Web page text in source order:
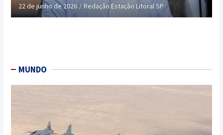
22 de junho de 2026 Redação Estação Litoral SP
MUNDO